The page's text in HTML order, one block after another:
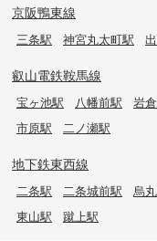
京阪鴨東線
三条駅 神宮丸太町駅
叡山電鉄鞍馬線
宝ヶ池駅 八幡前駅 岩
市原駅
二ノ瀬駅
地下鉄東西線
二条駅 二条城前駅 烏
東山駅
蹴上駅